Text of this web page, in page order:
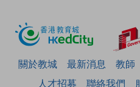
關於教城 最新消息 教師
人才招募
聯絡我們